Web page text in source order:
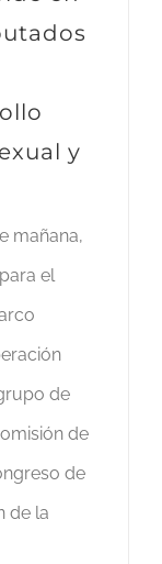
y
mañana,
el
de
de
de
de la